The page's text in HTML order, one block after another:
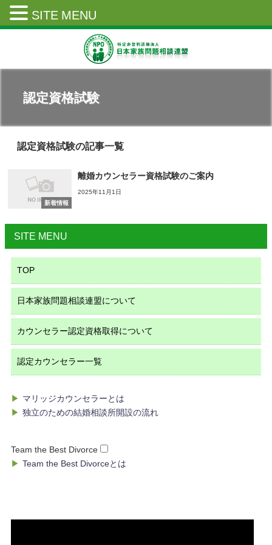
認定資格試験
認定資格試験の記事一覧
新着情報
離婚カウンセラー資格試験のご案内
2025年11月1日
SITE MENU
TOP
日本家族問題相談連盟について
▶
▶
カウンセラー認定資格取得について
▶
認定カウンセラー一覧
▶ マリッジカウンセラーとは
▶ 独立のための結婚相談所開設の流れ
Team the Best Divorce
▶ Team the Best Divorceとは
SITE MENU